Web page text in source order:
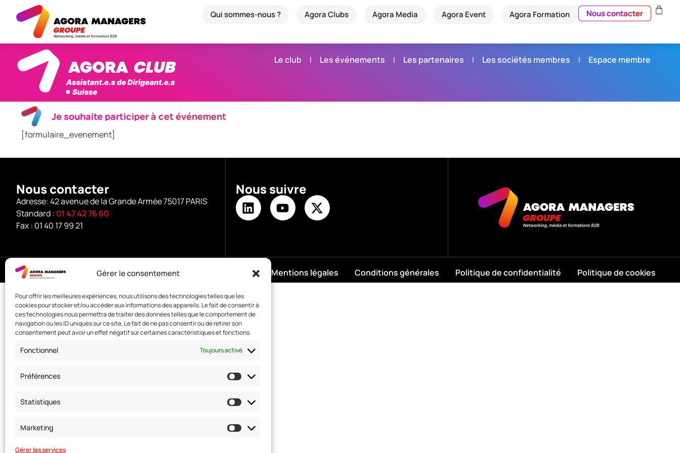
Gérer le consentement
Pour offrir les meilleures expériences, nous utilisons des technologies telles que les
cookies pour stocker et/ou accéder aux informations des appareils. Le fait de consentir à
ces technologies nous permettra de traiter des données telles que le comportement de
navigation ou les ID uniques sur ce site. Le fait de ne pas consentir ou de retirer son
consentement peut avoir un effet négatif sur certaines caractéristiques et fonctions.
Fonctionnel Toujours activé
Préférences
Statistiques
Marketing
Gérer les services
Qui sommes-nous ? Agora Clubs Agora Media Agora Event Agora Formation Nous contacter
Le club Les événements Les partenaires Les sociétés membres Espace membre
Je souhaite participer à cet événement
[formulaire_evenement]
Nous contacter
Adresse: 42 avenue de la Grande Armée 75017 PARIS
Standard : 01 47 42 76 60
Fax : 01 40 17 99 21
Nous suivre
© Copyright 2025. Tous droits réservés Mentions légales Conditions générales Politique de confidentialité Politique de cookies